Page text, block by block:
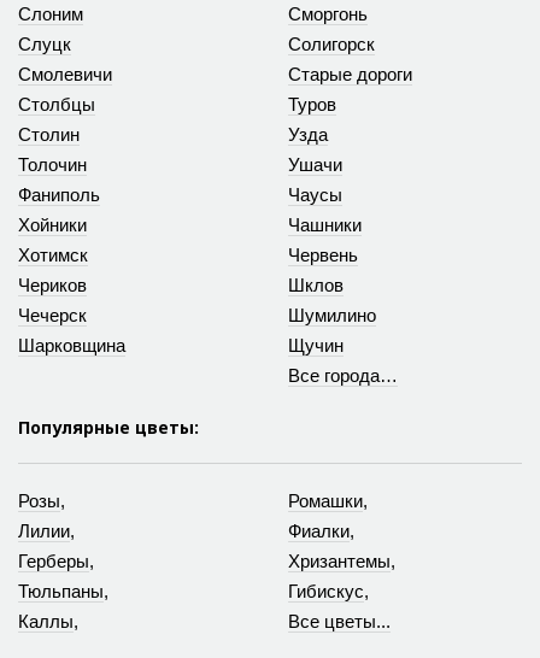
Слоним
Слуцк
Смолевичи
Сморгонь
Солигорск
Старые дороги
Столбцы
Столин
Толочин
Туров
Узда
Ушачи
Фаниполь
Хойники
Хотимск
Чаусы
Чашники
Червень
Чериков
Чечерск
Шарковщина
Шклов
Шумилино
Щучин
Все города…
Популярные цветы:
Розы,
Лилии,
Герберы,
Тюльпаны,
Каллы,
Ромашки,
Фиалки,
Хризантемы,
Гибискус,
Все цветы...